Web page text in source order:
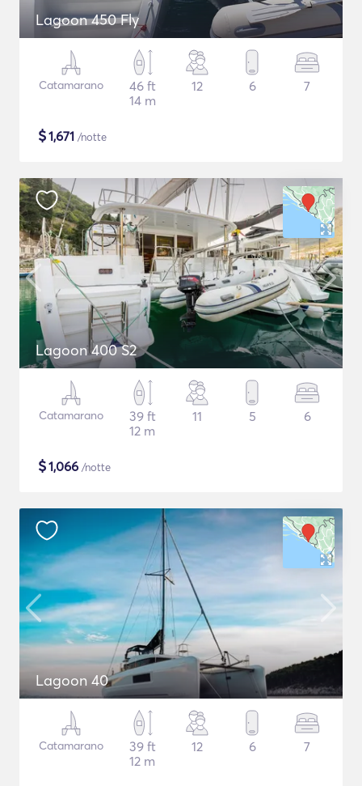
Lagoon 450 Fly
Catamarano
46 ft
14 m
12 6 7
$1,671 /notte
Lagoon 400 S2
Catamarano
39 ft
12 m
11 5 6
$1,066 /notte
Lagoon 40
Catamarano
39 ft
12 m
12 6 7